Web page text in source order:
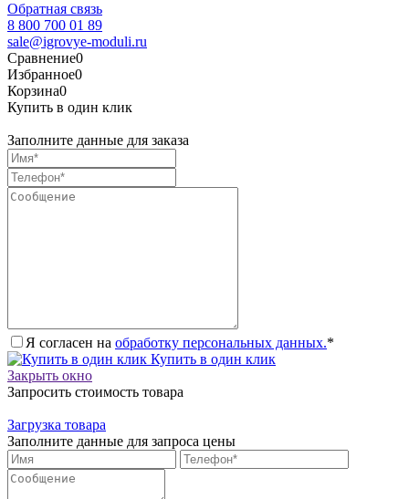
Обратная связь
8 800 700 01 89
sale@igrovye-moduli.ru
Сравнение0
Избранное0
Корзина0
Купить в один клик
Заполните данные для заказа
Я согласен на обработку персональных данных.*
Купить в один клик
Закрыть окно
Запросить стоимость товара
Загрузка товара
Заполните данные для запроса цены